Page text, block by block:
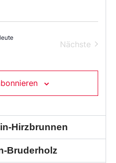
Nächste
Hirzbrunnen
Bruderholz